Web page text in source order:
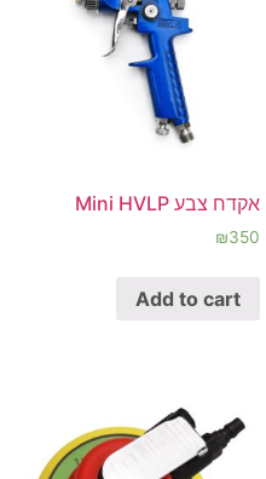
אקדח צבע Mini HVLP
₪350
Add to cart